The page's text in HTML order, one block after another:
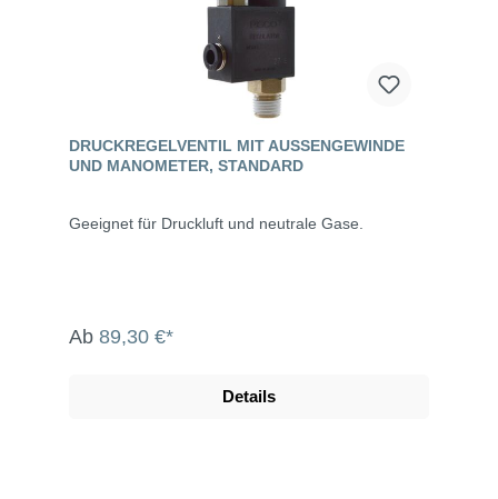
DRUCKREGELVENTIL MIT AUSSENGEWINDE U
ND MANOMETER, STANDARD
Geeignet für Druckluft und neutrale Gase.
Ab 89,30 €*
Details